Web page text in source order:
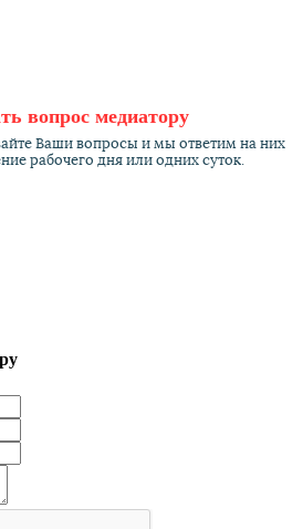
вопрос медиатору
Ваши вопросы и мы ответим на них
рабочего дня или одних суток.